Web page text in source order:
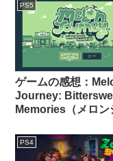
PS5
ゲームの感想：
Journey:
Memories（メロン
メモリー）
PS4